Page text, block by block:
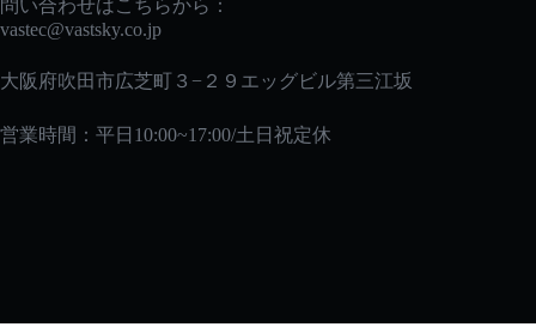
問い合わせはこちらから：
vastec@vastsky.co.jp
大阪府吹田市広芝町３−２９エッグビル第三江坂
営業時間：平日10:00~17:00/土日祝定休